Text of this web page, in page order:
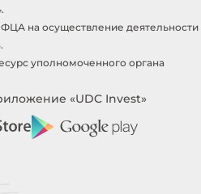
на осуществление
уполномоченного органа
«UDC Invest»